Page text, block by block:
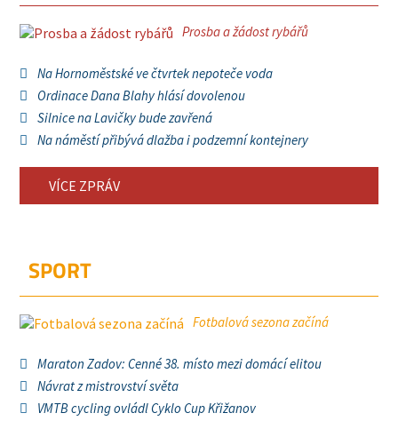
Prosba a žádost rybářů
Na Hornoměstské ve čtvrtek nepoteče voda
Ordinace Dana Blahy hlásí dovolenou
Silnice na Lavičky bude zavřená
Na náměstí přibývá dlažba i podzemní kontejnery
VÍCE ZPRÁV
SPORT
Fotbalová sezona začíná
Maraton Zadov: Cenné 38. místo mezi domácí elitou
Návrat z mistrovství světa
VMTB cycling ovládl Cyklo Cup Křižanov